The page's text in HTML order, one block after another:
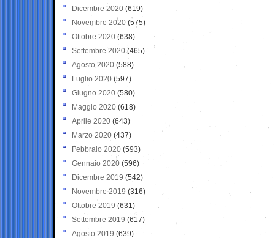
Dicembre 2020 (619)
Novembre 2020 (575)
Ottobre 2020 (638)
Settembre 2020(465)
Agosto 2020 (588)
Luglio 2020 (597)
Giugno 2020 (580)
Maggio 2020 (618)
Aprile 2020 (643)
Marzo 2020 (437)
Febbraio 2020 (593)
Gennaio 2020 (596)
Dicembre 2019 (542)
Novembre 2019 (316)
Ottobre 2019 (631)
Settembre 2019 (617)
Agosto 2019 (639)